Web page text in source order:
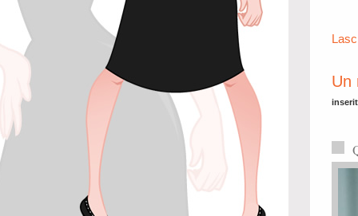
Un